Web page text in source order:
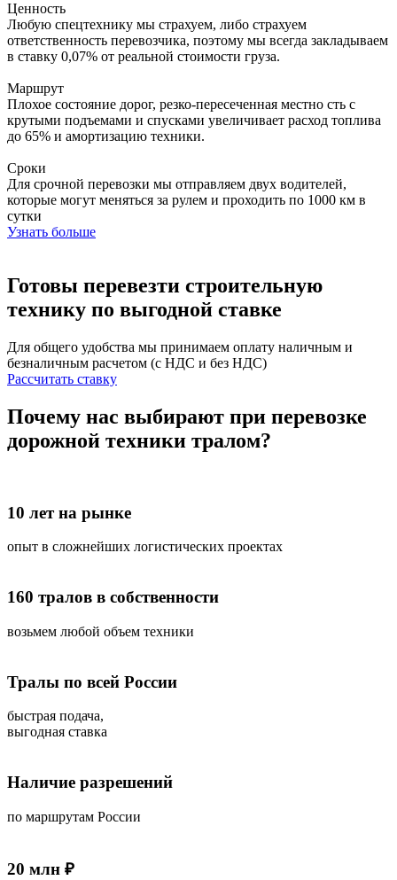
Ценность
Любую спецтехнику мы страхуем, либо страхуем
ответственность перевозчика, поэтому мы всегда закладываем
в ставку 0,07% от реальной стоимости груза.
Маршрут
Плохое состояние дорог, резко-пересеченная местно сть с
крутыми подъемами и спусками увеличивает расход топлива
до 65% и амортизацию техники.
Сроки
Для срочной перевозки мы отправляем двух водителей,
которые могут меняться за рулем и проходить по 1000 км в
сутки
Узнать больше
Готовы перевезти строительную
технику по выгодной ставке
Для общего удобства мы принимаем оплату наличным и
безналичным расчетом (с НДС и без НДС)
Рассчитать ставку
Почему нас выбирают при перевозке
дорожной техники тралом?
10 лет на рынке
опыт в сложнейших логистических проектах
160 тралов в собственности
возьмем любой объем техники
Тралы по всей России
быстрая подача,
выгодная ставка
Наличие разрешений
по маршрутам России
20 млн ₽